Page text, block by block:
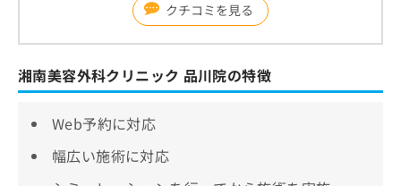
クチコミを見る
湘南美容外科クリニック 品川院の特徴
Web予約に対応
幅広い施術に対応